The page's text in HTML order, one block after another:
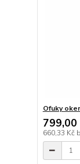
Ofuky
799,00
660,33 Kč